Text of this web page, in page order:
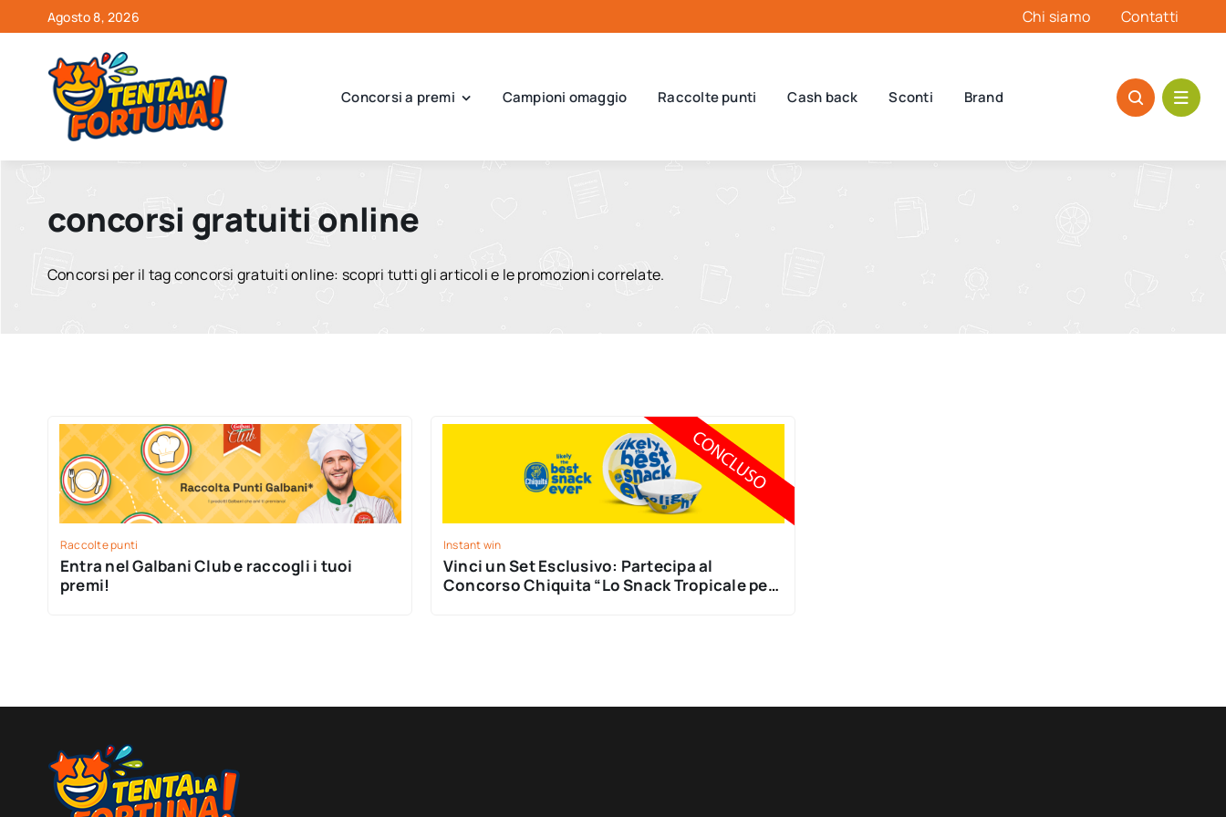
al
contenuto
Agosto 8, 2026 Chi siamo Contatti
Concorsi a premi Campioni omaggio Raccolte punti Cash back Sconti Brand
concorsi gratuiti online
Concorsi per il tag concorsi gratuiti online: scopri tutti gli articoli e le promozioni correlate.
Raccolte punti
Entra nel Galbani Club e raccogli i tuoi
premi!
Instant win
Vinci un Set Esclusivo: Partecipa al
Concorso Chiquita “Lo Snack Tropicale per